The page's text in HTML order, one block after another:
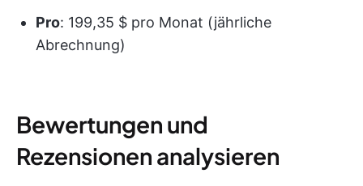
Pro: 199,35 $ pro Monat (jährliche
Abrechnung)
Bewertungen und
Rezensionen analysieren